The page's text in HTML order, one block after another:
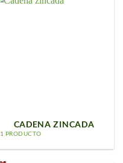
CADENA ZINCADA
1 PRODUCTO